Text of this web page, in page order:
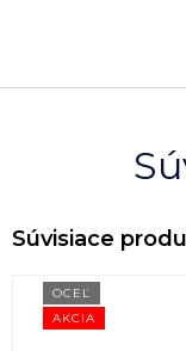
AKCIA
OCEĽ